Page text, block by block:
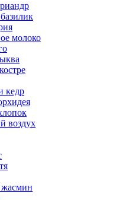
молоко
кедр
воздух